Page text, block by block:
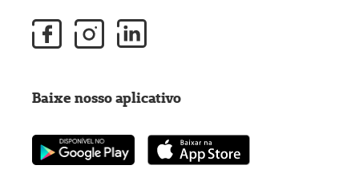
Baixe nosso aplicativo